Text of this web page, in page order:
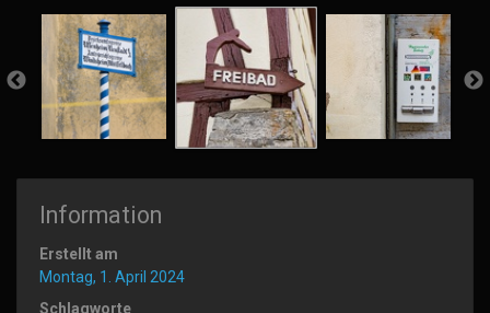
Information
Erstellt am
Montag, 1. April 2024
Schlagworte